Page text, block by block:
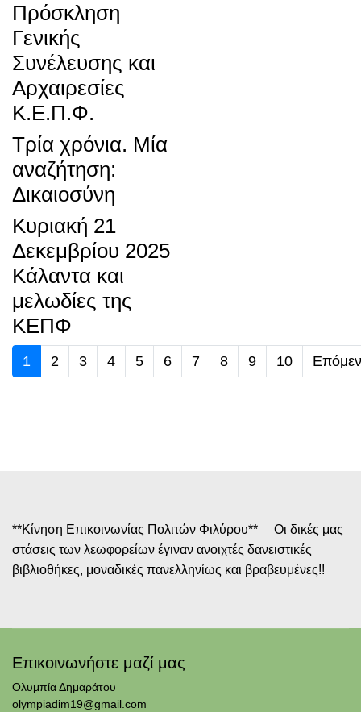
Πρόσκληση
Γενικής
Συνέλευσης και
Αρχαιρεσίες
Κ.Ε.Π.Φ.
Τρία χρόνια. Μία
αναζήτηση:
Δικαιοσύνη
Κυριακή 21
Δεκεμβρίου 2025
Κάλαντα και
μελωδίες της
ΚΕΠΦ
1 2 3 4 5 6 7 8 9 10
**Κίνηση Επικοινωνίας Πολιτών Φιλύρου** Οι δικές μας
στάσεις των λεωφορείων έγιναν ανοιχτές δανειστικές
βιβλιοθήκες, μοναδικές πανελληνίως και βραβευμένες!!
Επικοινωνήστε μαζί μας
Ολυμπία Δημαράτου
olympiadim19@gmail.com